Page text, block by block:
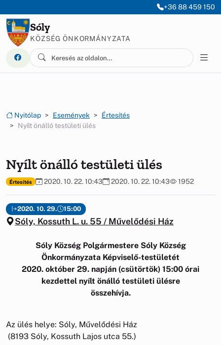
+36 88 459 150
Sóly
KÖZSÉG ÖNKORMÁNYZATA
Nyitólap Események
Értesítés
Nyílt önálló testületi ülés
Nyílt önálló testületi ülés
Értesítés 2020. 10. 22. 10:43 2020. 10. 22. 10:43 1952
2020. 10. 29. 15:00
Sóly, Kossuth L. u. 55 / Művelődési Ház
Sóly Község Polgármestere Sóly Község
Önkormányzata Képviselő-testületét
2020. október 29. napján (csütörtök) 15:00 órai
kezdettel nyílt önálló testületi ülésre
összehívja.
Az ülés helye: Sóly, Művelődési Ház
(8193 Sóly, Kossuth Lajos utca 55.)